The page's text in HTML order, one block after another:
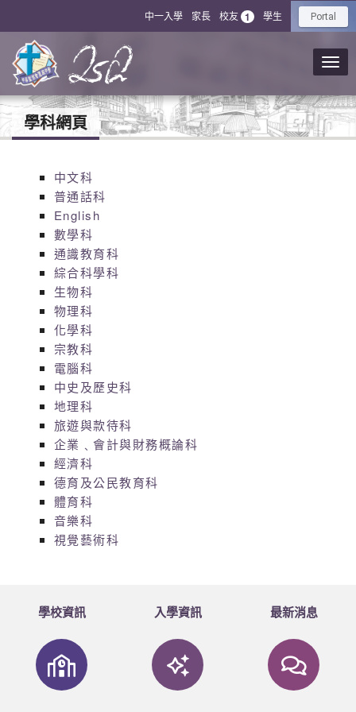
中一入學 家長 校友 1 學生 Portal
學科網頁
中文科
普通話科
English
數學科
通識教育科
綜合科學科
生物科
物理科
化學科
宗教科
電腦科
中史及歷史科
地理科
旅遊與款待科
企業﹑會計與財務概論科
經濟科
德育及公民教育科
體育科
音樂科
視覺藝術科
學校資訊 入學資訊 最新消息